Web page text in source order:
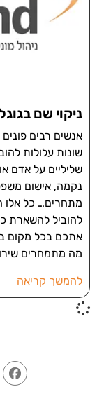
ניקוי שם
אנשים רבים פונים
שונות עלולות
שליליים על אדם
נקמה, אישום
מתחרים… כל אלו
להוביל להשארת
אתכם בכל מקום
מה מתמחרים
להמשך קריאה